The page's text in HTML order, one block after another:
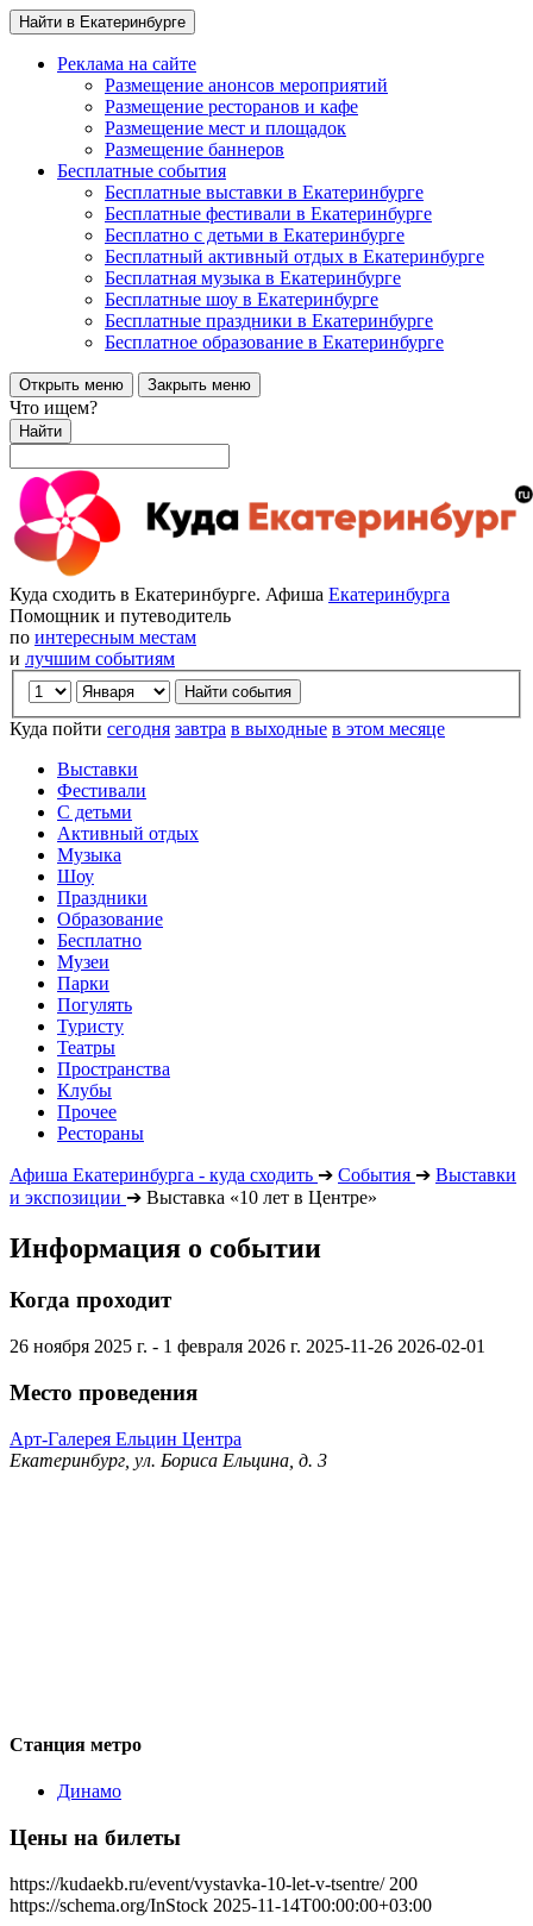
Найти в Екатеринбурге
Реклама на сайте
Размещение анонсов мероприятий
Размещение ресторанов и кафе
Размещение мест и площадок
Размещение баннеров
Бесплатные события
Бесплатные выставки в Екатеринбурге
Бесплатные фестивали в Екатеринбурге
Бесплатно с детьми в Екатеринбурге
Бесплатный активный отдых в Екатеринбурге
Бесплатная музыка в Екатеринбурге
Бесплатные шоу в Екатеринбурге
Бесплатные праздники в Екатеринбурге
Бесплатное образование в Екатеринбурге
Открыть меню Закрыть меню
Что ищем?
Найти
Куда сходить в Екатеринбурге. Афиша Екатеринбурга
Помощник и путеводитель
по интересным местам
и лучшим событиям
Куда пойти сегодня завтра в выходные в этом месяце
Выставки
Фестивали
С детьми
Активный отдых
Музыка
Шоу
Праздники
Образование
Бесплатно
Музеи
Парки
Погулять
Туристу
Театры
Пространства
Клубы
Прочее
Рестораны
Афиша Екатеринбурга - куда сходить ➔ События ➔ Выставки
и экспозиции ➔ Выставка «10 лет в Центре»
Информация о событии
Когда проходит
26 ноября 2025 г. - 1 февраля 2026 г. 2025-11-26 2026-02-01
Место проведения
Арт-Галерея Ельцин Центра
Екатеринбург, ул. Бориса Ельцина, д. 3
Станция метро
Динамо
Цены на билеты
https://kudaekb.ru/event/vystavka-10-let-v-tsentre/ 200
https://schema.org/InStock 2025-11-14T00:00:00+03:00